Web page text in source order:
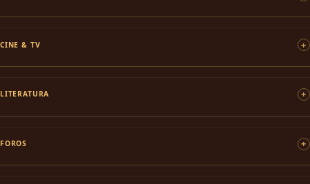
CINE & TV
LITERATURA
FOROS